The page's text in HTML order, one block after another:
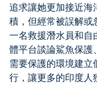
追求讓她更加接近海
積，但經常被誤解或
一名救援潛水員和
體平台談論鯊魚保護
需要保護的環境建
行，讓更多的印度人